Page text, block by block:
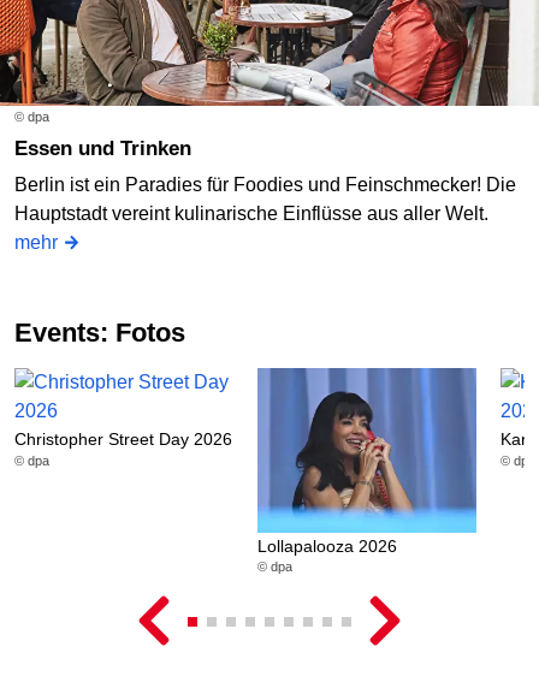
© dpa
Essen und Trinken
Berlin ist ein Paradies für Foodies und Feinschmecker! Die
Hauptstadt vereint kulinarische Einflüsse aus aller Welt.
mehr
Events: Fotos
Christopher Street Day 2026
© dpa
Lollapalooza 2026
© dpa
© dpa